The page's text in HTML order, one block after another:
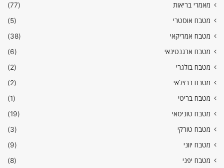
מאמרי בריאות
(77)
מטבח אוסטרי
(5)
מטבח אמריקאי
(38)
מטבח ארגנטינאי
(6)
מטבח בולגרי
(2)
מטבח ברזילאי
(2)
מטבח בריטי
(1)
מטבח טוניסאי
(19)
מטבח טורקי
(3)
מטבח יווני
(9)
מטבח יפני
(8)